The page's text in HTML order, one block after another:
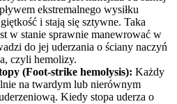
ekstremalnego wysiłku
i stają się sztywne. Taka
w stanie sprawnie manewrować w
do jej uderzania o ściany naczyń
czyli hemolizy.
(Foot-strike hemolysis): Każdy
na twardym lub nierównym
Kiedy stopa uderza o